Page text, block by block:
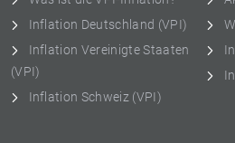
Inflation Deutschland (VPI)
Inflation Vereinigte Staaten
(VPI)
Inflation Schweiz (VPI)